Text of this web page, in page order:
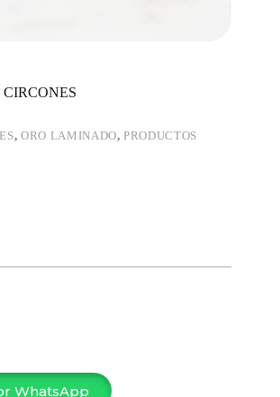
,ORO LAMINADO,PRODUCTOS
WhatsApp